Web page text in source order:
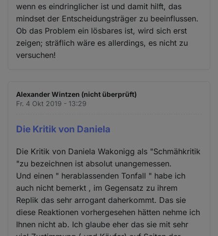
wenn es eindringlicher ist und damit hilft, das
mindset der Entscheidungsträger zu beeinflussen.
Ob das Problem ein lösbares ist, wird sich erst
zeigen; sträflich wäre es allerdings, es nicht zu
versuchen!
Alexander Wintzen (nicht überprüft)
Fr. 4 Okt 2019 - 13:29
Die Kritik von Daniela
Die Kritik von Daniela Wakonigg als "Schmähkritik
"zu bezeichnen ist absolut unangemessen.
Und einen " herablassenden Tonfall " habe ich
auch nicht bemerkt , im Gegensatz zu ihrem
Replik das sehr arrogant daherkommt. Das sie
diese Reaktionen vorhergesehen hätten nehme ich
Ihnen nicht ab. Ich glaube eher das sie mit sehr